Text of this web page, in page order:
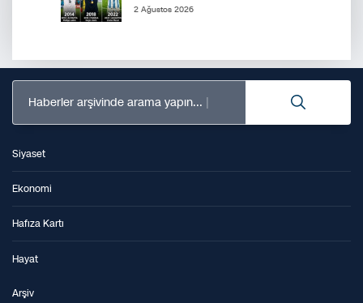
2 Ağustos 2026
Haberler arşivinde arama yapın...
Siyaset
Ekonomi
Hafıza Kartı
Hayat
Arşiv